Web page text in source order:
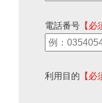
電話番号 【必
利用目的 【必